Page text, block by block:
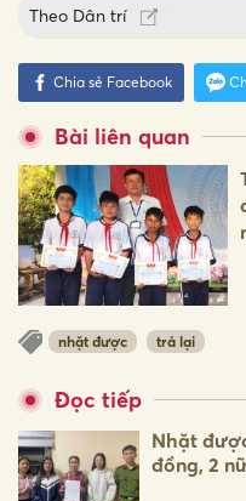
Theo Dân trí
Chia sẻ Facebook
Bài liên quan
nhặt được trả lại
Đọc tiếp
Nhặt
đồng, 2